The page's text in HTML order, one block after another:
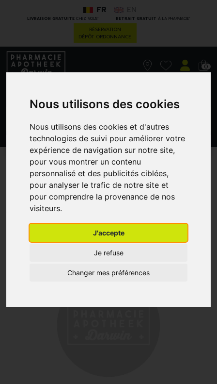
Nous utilisons des cookies
Nous utilisons des cookies et d'autres
technologies de suivi pour améliorer votre
expérience de navigation sur notre site,
pour vous montrer un contenu
personnalisé et des publicités ciblées,
pour analyser le trafic de notre site et
pour comprendre la provenance de nos
visiteurs.
J'accepte
Je refuse
Changer mes préférences
LIVRAISON GRATUITECHEZ VOUS* RETRAIT GRATUIT À LA PHARMACIE*
FR
RÉSERVATION
DÉPÔT ORDONNANCE
0
CATÉGORIES PROMOS
L-Glutamine 400 G
Metagenics
METAGENICS